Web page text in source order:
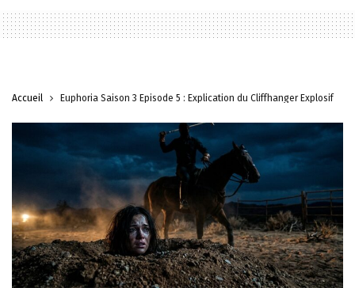
Accueil Euphoria Saison 3 Épisode 5 : Explication du Cliffhanger Explosif